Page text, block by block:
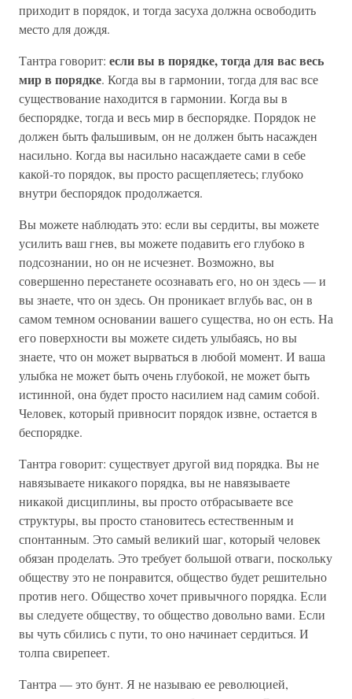
приходит в порядок, и тогда засуха должна освободить
место для дождя.
Тантра говорит: если вы в порядке, тогда для вас весь
мир в порядке. Когда вы в гармонии, тогда для вас все
существование находится в гармонии. Когда вы в
беспорядке, тогда и весь мир в беспорядке. Порядок не
должен быть фальшивым, он не должен быть насажден
насильно. Когда вы насильно насаждаете сами в себе
какой-то порядок, вы просто расщепляетесь; глубоко
внутри беспорядок продолжается.
Вы можете наблюдать это: если вы сердиты, вы можете
усилить ваш гнев, вы можете подавить его глубоко в
подсознании, но он не исчезнет. Возможно, вы
совершенно перестанете осознавать его, но он здесь — и
вы знаете, что он здесь. Он проникает вглубь вас, он в
самом темном основании вашего существа, но он есть. На
его поверхности вы можете сидеть улыбаясь, но вы
знаете, что он может вырваться в любой момент. И ваша
улыбка не может быть очень глубокой, не может быть
истинной, она будет просто насилием над самим собой.
Человек, который привносит порядок извне, остается в
беспорядке.
Тантра говорит: существует другой вид порядка. Вы не
навязываете никакого порядка, вы не навязываете
никакой дисциплины, вы просто отбрасываете все
структуры, вы просто становитесь естественным и
спонтанным. Это самый великий шаг, который человек
обязан проделать. Это требует большой отваги, поскольку
обществу это не понравится, общество будет решительно
против него. Общество хочет привычного порядка. Если
вы следуете обществу, то общество довольно вами. Если
вы чуть сбились с пути, то оно начинает сердиться. И
толпа свирепеет.
Тантра — это бунт. Я не называю ее революцией,